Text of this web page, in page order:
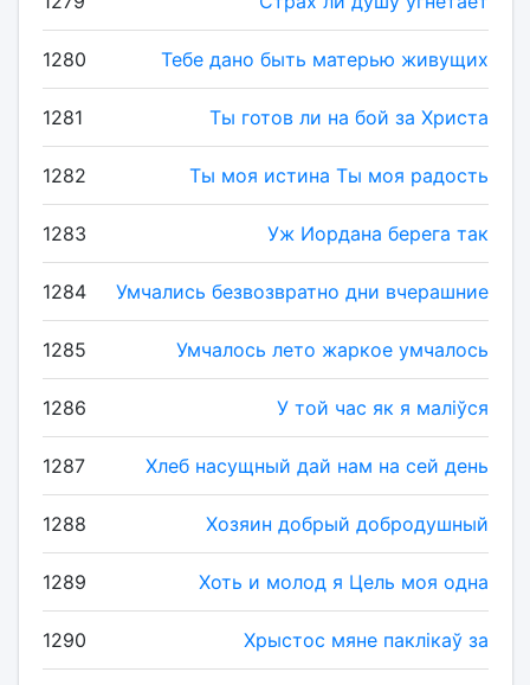
1280 Тебе дано быть матерью живущих
1281 Ты готов ли на бой за Христа
1282 Ты моя истина Ты моя радость
1283 Уж Иордана берега так
1284 Умчались безвозвратно дни вчерашние
1285 Умчалось лето жаркое умчалось
1286 У той час як я маліўся
1287 Хлеб насущный дай нам на сей день
1288 Хозяин добрый добродушный
1289 Хоть и молод я Цель моя одна
1290 Хрыстос мяне паклікаў за